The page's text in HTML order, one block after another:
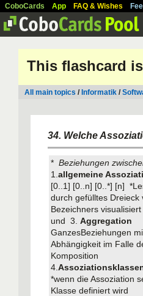
CoboCards App FAQ & Wishes
This flashcard
All main topics / Informatik /
34. Welche
* Beziehungen
1. allgemeine
[0..1] [0..n] [0..*] [n]
durch gefülltes Dreieck
Bezeichners
und 3. Aggregation
GanzesBeziehungen
Abhängigkeit im Falle
4.
*wenn die Assoziation
Klasse definiert wird